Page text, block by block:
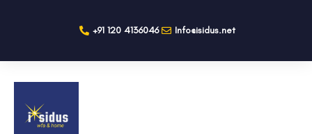
+91 120 4136046 Info@isidus.net